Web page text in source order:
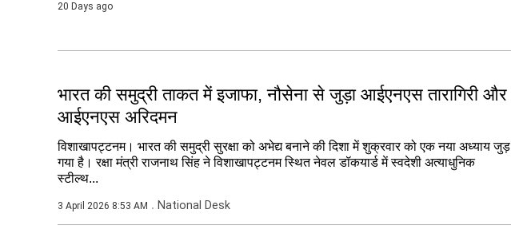
20 Days ago
भारत की समुद्री ताकत में इजाफा, नौसेना से जुड़ा आईएनएस तारागिरी और
आईएनएस अरिदमन
विशाखापट्टनम। भारत की समुद्री सुरक्षा को अभेद्य बनाने की दिशा में शुक्रवार को एक नया अध्याय जुड़
गया है। रक्षा मंत्री राजनाथ सिंह ने विशाखापट्टनम स्थित नेवल डॉकयार्ड में स्वदेशी अत्याधुनिक
स्टील्थ...
3 April 2026 8:53 AM National Desk